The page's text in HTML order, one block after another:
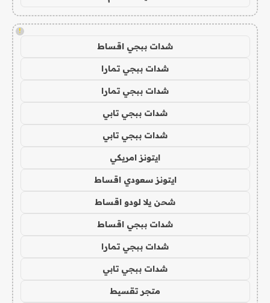
!
شدات ببجي اقساط
شدات ببجي تمارا
شدات ببجي تمارا
شدات ببجي تابي
شدات ببجي تابي
ايتونز امريكي
ايتونز سعودي اقساط
شحن يلا لودو اقساط
شدات ببجي اقساط
شدات ببجي تمارا
شدات ببجي تابي
متجر تقسيط